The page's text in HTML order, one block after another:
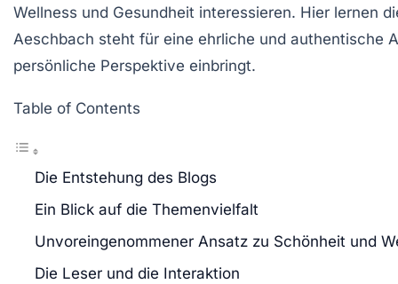
Wellness und Gesundheit interessieren. Hier lernen
Aeschbach steht für eine ehrliche und authentische
persönliche Perspektive einbringt.
Table of Contents
Die Entstehung des Blogs
Ein Blick auf die Themenvielfalt
Unvoreingenommener Ansatz zu Schönheit und
Die Leser und die Interaktion